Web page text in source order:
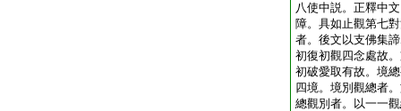
八使中説。正釋中
障。具如止觀第七
者。後文以支佛集
初復初觀四念處故
初破愛取有故。境
四境。境別觀總者
總觀別者。以一一